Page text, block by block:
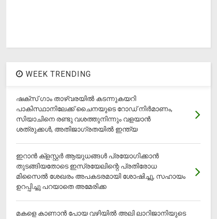
WEEK TRENDING
ഷക്സ് ​ഗാം താഴ്‌വരയിൽ കടന്നുകയറി
പാകിസ്ഥാനിലേക്ക് ചൈനയുടെ റോഡ് നിർമാണം,
സിയാചിനെ രണ്ടു വശത്തുനിന്നും വളയാൻ
ശത്രുക്കൾ, അതിജാ​ഗ്രതയിൽ ഇന്ത്യ
ഇറാന്‍ ക്‌ളസ്റ്റര്‍ ആയുധങ്ങള്‍ പ്രയോഗിക്കാന്‍
തുടങ്ങിയതോടെ ഇസ്രയേലിന്റെ പ്രതിരോധ
മിസൈല്‍ ശേഖരം അപകടരമായി ശോഷിച്ചു, സഹായം
ഉറപ്പിച്ചു പറയാതെ അമേരിക്ക
മകളെ കാണാന്‍ പോയ വഴിയില്‍ അലി ലാറിജാനിയുടെ